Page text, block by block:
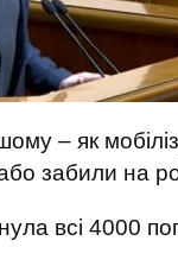
– як
забили на
всі 4000